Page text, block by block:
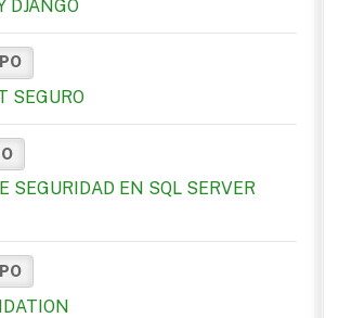
DJANGO
SEGURO
SEGURIDAD EN SQL SERVER